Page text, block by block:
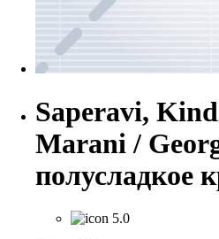
Saperavi,
Marani /
полусладкое
5.0